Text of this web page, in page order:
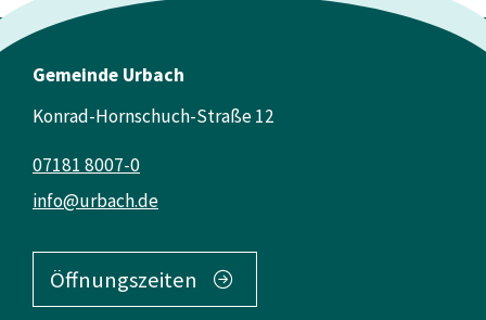
Gemeinde Urbach
Konrad-Hornschuch-Straße 12
info@urbach.de
07181 8007-0
Öffnungszeiten